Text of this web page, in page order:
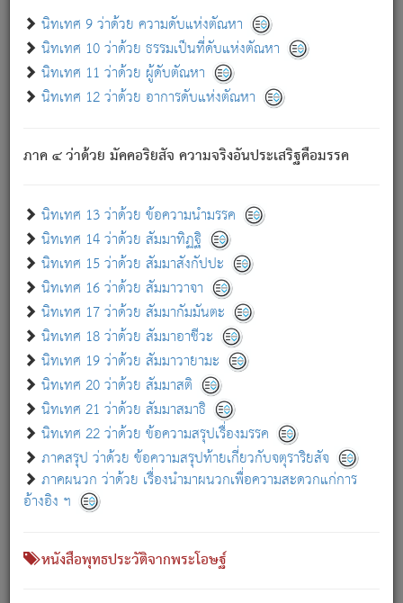
นิทเทศ 9 ว่าด้วย ความดับแห่งตัณหา
นิทเทศ 10 ว่าด้วย ธรรมเป็นที่ดับแห่งตัณหา
นิทเทศ 11 ว่าด้วย ผู้ดับตัณหา
นิทเทศ 12 ว่าด้วย อาการดับแห่งตัณหา
ภาค ๔ ว่าด้วย มัคคอริยสัจ ความจริงอันประเสริฐคือมรรค
นิทเทศ 13 ว่าด้วย ข้อความนำมรรค
นิทเทศ 14 ว่าด้วย สัมมาทิฏฐิ
นิทเทศ 15 ว่าด้วย สัมมาสังกัปปะ
นิทเทศ 16 ว่าด้วย สัมมาวาจา
นิทเทศ 17 ว่าด้วย สัมมากัมมันตะ
นิทเทศ 18 ว่าด้วย สัมมาอาชีวะ
นิทเทศ 19 ว่าด้วย สัมมาวายามะ
นิทเทศ 20 ว่าด้วย สัมมาสติ
นิทเทศ 21 ว่าด้วย สัมมาสมาธิ
นิทเทศ 22 ว่าด้วย ข้อความสรุปเรื่องมรรค
ภาคสรุป ว่าด้วย ข้อความสรุปท้ายเกี่ยวกับจตุราริยสัจ
ภาคผนวก ว่าด้วย เรื่องนำมาผนวกเพื่อความสะดวกแก่การ
อ้างอิง ฯ
หนังสือพุทธประวัติจากพระโอษฐ์
- อุ.ขุ. ๒๕/๑๒๑/๘๔.
(ข้อความนี้ เป็นพระพุทธอุทานที่ทรงเปล่งออก ที่โคนต้นโพธิ์
เป็นที่ตรัสรู้ เมื่อตรัสรู้แล้วได้ 7 วัน)
เกี่ยวกับธรรมโฆษณ์ออนไลน์ (Disclaimer)
แม้ระบบ "ธรรมโฆษณ์ออนไลน์" พยายามปรับปรุงข้อมูลให้ถูกต้องมากที่สุด
ผู้ศึกษาก็พึงตรวจสอบกับตัวเล่มหนังสือต้นฉบับ ที่มีการพิมพ์ครั้งล่าสุด
ก่อนนำข้อมูลไปใช้ในการอ้างอิง"
เกี่ยวกับอัตถจารี|เกี่ยวกับการพัฒนา|แจ้งข้อผิดพลาด / แนะนำ
หนังสือที่เกี่ยวข้อง